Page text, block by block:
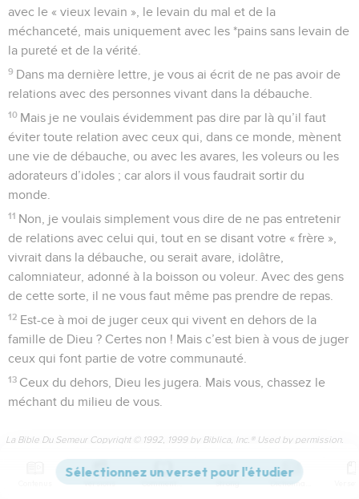
avec le « vieux levain », le levain du mal et de la
méchanceté, mais uniquement avec les *pains sans levain de
la pureté et de la vérité.
9 Dans ma dernière lettre, je vous ai écrit de ne pas avoir de
relations avec des personnes vivant dans la débauche.
10 Mais je ne voulais évidemment pas dire par là qu’il faut
éviter toute relation avec ceux qui, dans ce monde, mènent
une vie de débauche, ou avec les avares, les voleurs ou les
adorateurs d’idoles ; car alors il vous faudrait sortir du
monde.
11 Non, je voulais simplement vous dire de ne pas entretenir
de relations avec celui qui, tout en se disant votre « frère »,
vivrait dans la débauche, ou serait avare, idolâtre,
calomniateur, adonné à la boisson ou voleur. Avec des gens
de cette sorte, il ne vous faut même pas prendre de repas.
12 Est-ce à moi de juger ceux qui vivent en dehors de la
famille de Dieu ? Certes non ! Mais c’est bien à vous de juger
ceux qui font partie de votre communauté.
13 Ceux du dehors, Dieu les jugera. Mais vous, chassez le
méchant du milieu de vous.
La Bible Du Semeur Copyright © 1992, 1999 by Biblica, Inc.® Used by permission.
Versions Commentaires Strong